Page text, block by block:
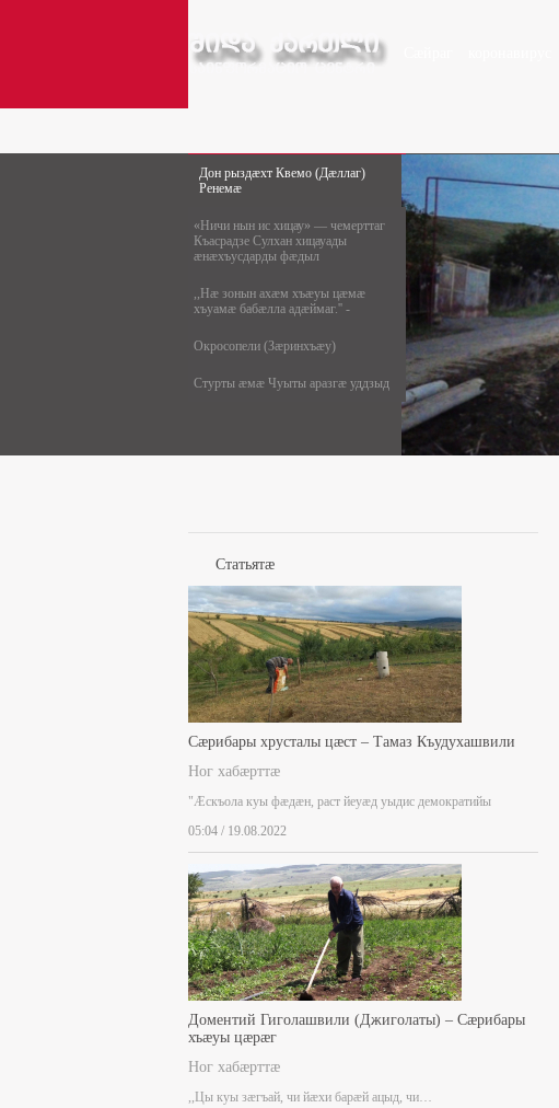
Дон рыздæхт Квемо (Дæллаг)
Ренемæ
«Ничи нын ис хицау» — чемерттаг
Къасрадзе Сулхан хицауады
æнæхъусдарды фæдыл
,,Нæ зонын ахæм хъæуы цæмæ
хъуамæ бабæлла адæймаг.'' -
Окросопели (Зæринхъæу)
Стурты æмæ Чуыты аразгæ уддзыд
Статьятæ
Сæрибары хрусталы цæст – Тамаз Къудухашвили
Ног хабæрттæ
"Æскъола куы фæдæн, раст йеуæд уыдис демократийы
05:04 / 19.08.2022
Доментий Гиголашвили (Джиголаты) – Сæрибары
хъæуы цæрæг
Ног хабæрттæ
,,Цы куы зæгъай, чи йæхи барæй ацыд, чи…